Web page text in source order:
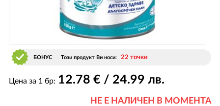
БОНУС Този продукт Ви носи: 22 точки
Цена за 1 бр: 12.78 € / 24.99 лв.
НЕ Е НАЛИЧЕН В МОМЕНТА